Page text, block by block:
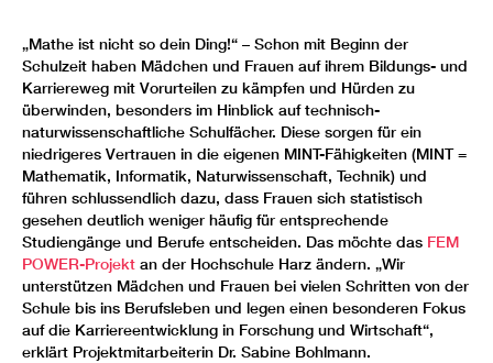
„Mathe ist nicht so dein Ding!“ – Schon mit Beginn der
Schulzeit haben Mädchen und Frauen auf ihrem Bildungs- und
Karriereweg mit Vorurteilen zu kämpfen und Hürden zu
überwinden, besonders im Hinblick auf technisch-
naturwissenschaftliche Schulfächer. Diese sorgen für ein
niedrigeres Vertrauen in die eigenen MINT-Fähigkeiten (MINT =
Mathematik, Informatik, Naturwissenschaft, Technik) und
führen schlussendlich dazu, dass Frauen sich statistisch
gesehen deutlich weniger häufig für entsprechende
Studiengänge und Berufe entscheiden. Das möchte das FEM
POWER-Projekt an der Hochschule Harz ändern. „Wir
unterstützen Mädchen und Frauen bei vielen Schritten von der
Schule bis ins Berufsleben und legen einen besonderen Fokus
auf die Karriereentwicklung in Forschung und Wirtschaft“,
erklärt Projektmitarbeiterin Dr. Sabine Bohlmann.